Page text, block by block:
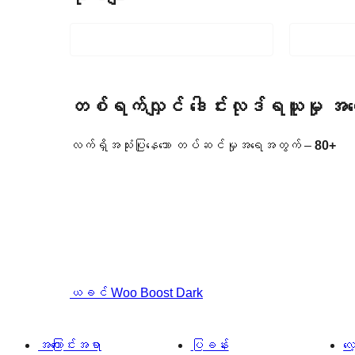
တစ်ရက်လျှင် ဒေါင်းလုဒ်ရယူမှု
လက်ရှိအသုံးပြုနေသော တပ်ဆင်မှုအရေအတွက် – 80+
ယခင် Woo Boost Dark
အကြောင်းအရာ ပြခန်း လ